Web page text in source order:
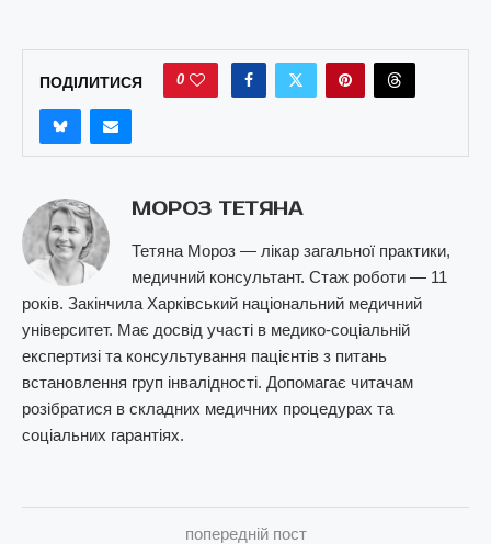
ПОДІЛИТИСЯ 0
МОРОЗ ТЕТЯНА
Тетяна Мороз — лікар загальної практики,
медичний консультант. Стаж роботи — 11
років. Закінчила Харківський національний медичний
університет. Має досвід участі в медико-соціальній
експертизі та консультування пацієнтів з питань
встановлення груп інвалідності. Допомагає читачам
розібратися в складних медичних процедурах та
соціальних гарантіях.
попередній пост